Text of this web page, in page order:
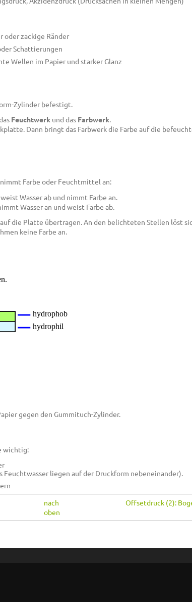
oder zackige Ränder
Schattierungen
Wellen im Papier und starker Glanz
Zylinder befestigt.
Feuchtwerk und das Farbwerk.
Dann bringt das Farbwerk die Farbe auf die
Farbe oder Feuchtmittel an:
weist Wasser ab und nimmt Farbe an.
Wasser an und weist Farbe ab.
die Platte übertragen. An den belichteten Stellen löst
keine Farbe an.
gegen den Gummituch-Zylinder.
wichtig:
liegen auf der Druckform nebeneinander).
nach
oben
Offsetdruck (2):